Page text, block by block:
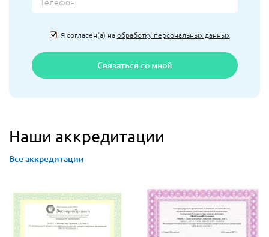
Я согласен(а) наобработку персональных данных
Связаться со мной
Наши аккредитации
Все аккредитации